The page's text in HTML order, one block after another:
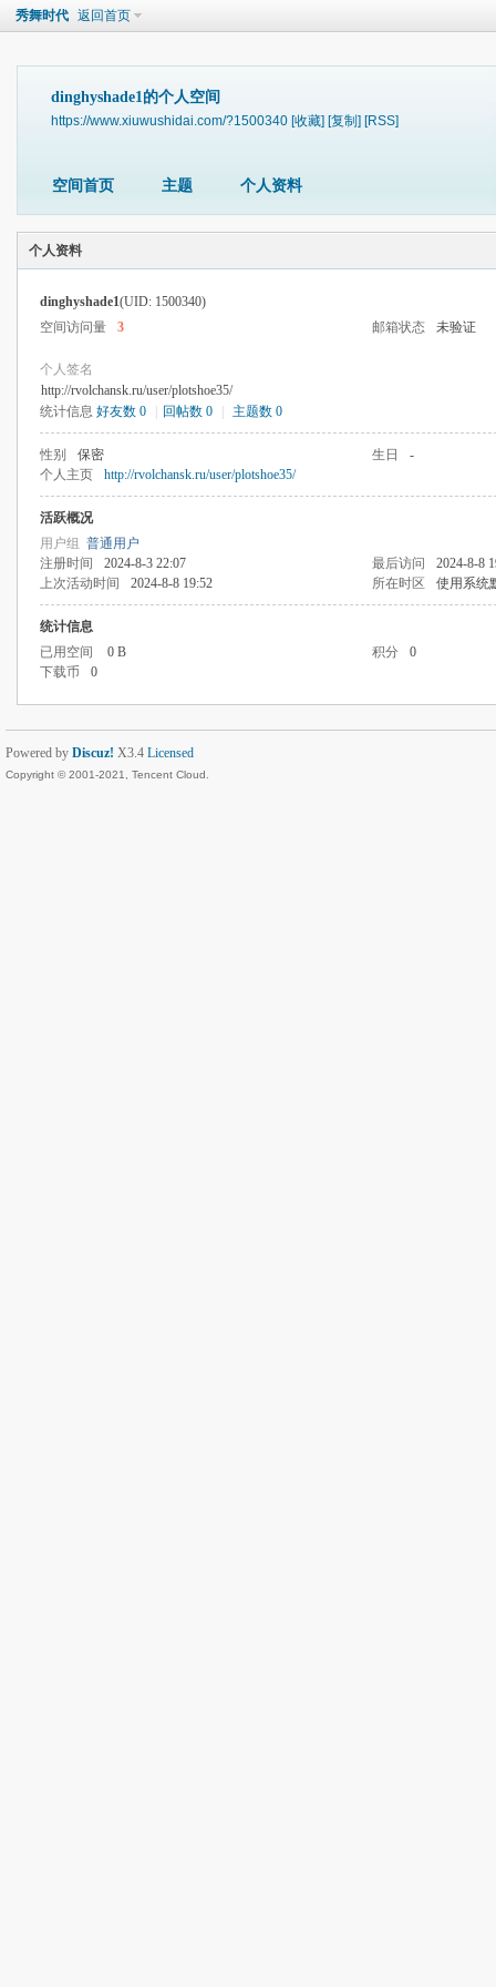
秀舞时代 返回首页
dinghyshade1的个人空间
https://www.xiuwushidai.com/?1500340 [收藏] [复制] [RSS]
空间首页 主题 个人资料
个人资料
dinghyshade1(UID: 1500340)
空间访问量
3 邮箱状态 未验证
个人签名
http://rvolchansk.ru/user/plotshoe35/
统计信息 好友数 0 回帖数 0 主题数 0
性别 保密 生日
-
个人主页
http://rvolchansk.ru/user/plotshoe35/
活跃概况
用户组 普通用户
注册时间
2024-8-3 22:07 最后访问
2024-8-8
上次活动时间
2024-8-8 19:52 所在时区 使用系统
统计信息
已用空间
0 B 积分
0
下载币
0
Powered by Discuz! X3.4 Licensed
Copyright © 2001-2021, Tencent Cloud.